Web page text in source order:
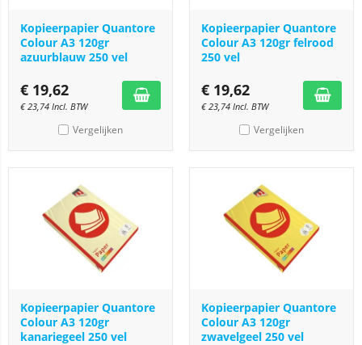
Kopieerpapier Quantore
Colour A3 120gr
azuurblauw 250 vel
€ 19,62
€23,74 Incl. BTW
Vergelijken
Kopieerpapier Quantore
Colour A3 120gr felrood
250 vel
€ 19,62
€23,74 Incl. BTW
Vergelijken
Kopieerpapier Quantore
Colour A3 120gr
kanariegeel 250 vel
Kopieerpapier Quantore
Colour A3 120gr
zwavelgeel 250 vel